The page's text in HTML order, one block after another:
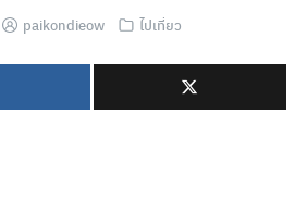
paikondieow ไปเที่ยว